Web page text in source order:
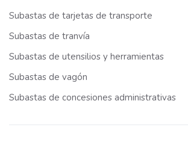
Subastas de tarjetas de transporte
Subastas de tranvía
Subastas de utensilios y herramientas
Subastas de vagón
Subastas de concesiones administrativas